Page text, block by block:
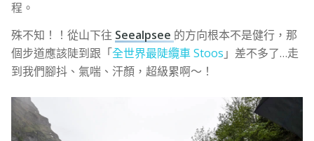
程。
殊不知！！從山下往 Seealpsee 的方向根本不是健行，那
個步道應該陡到跟「全世界最陡纜車 Stoos 」差不多了…走
到我們腳抖、氣喘、汗顏，超級累啊～！